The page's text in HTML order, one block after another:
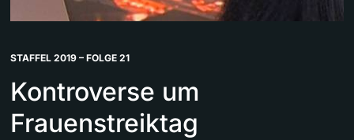
STAFFEL 2019 – FOLGE 21
Kontroverse um
Frauenstreiktag